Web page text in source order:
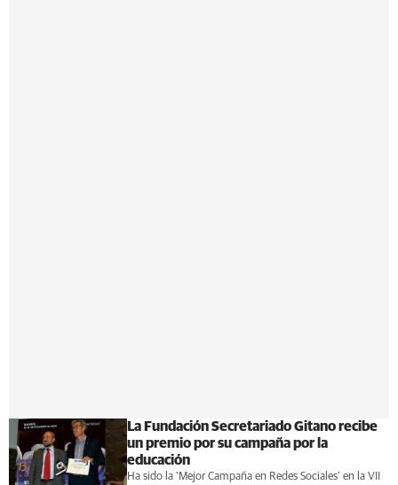
La Fundación Secretariado Gitano recibe
un premio por su campaña por la
educación
Ha sido la 'Mejor Campaña en Redes Sociales' en la VII